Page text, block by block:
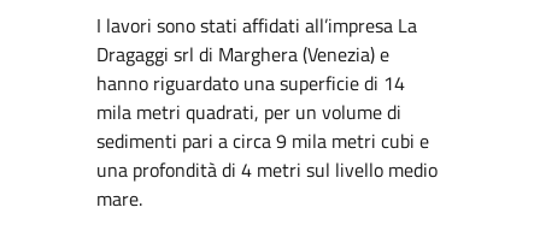
I lavori sono stati affidati all’impresa La
Dragaggi srl di Marghera (Venezia) e
hanno riguardato una superficie di 14
mila metri quadrati, per un volume di
sedimenti pari a circa 9 mila metri cubi e
una profondità di 4 metri sul livello medio
mare.